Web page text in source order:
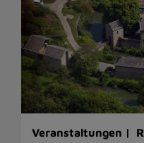
Veranstaltungen |